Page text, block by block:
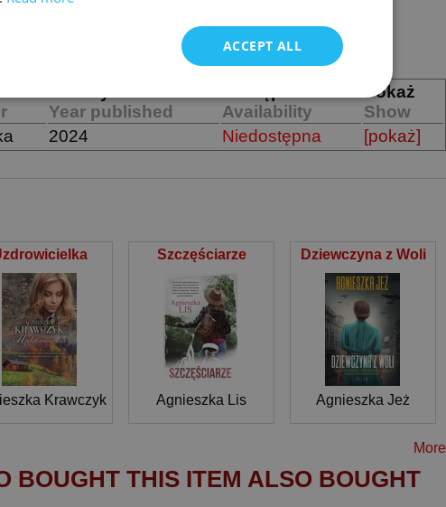
Year published
Availability
Pokaż
Show
2024 Niedostępna [pokaż]
Krawczyk
Szczęściarze
Agnieszka Lis
Dziewczyna z Woli
Agnieszka Jeż
More
BOUGHT THIS ITEM ALSO BOUGHT
ACCEPT ALL